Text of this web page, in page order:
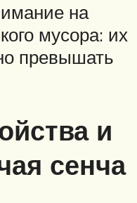
на
мусора: их
превышать
и
сенча